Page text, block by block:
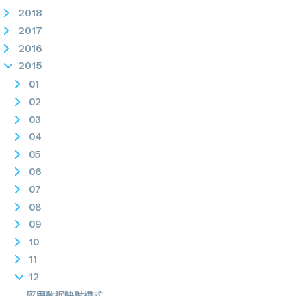
2018
2017
2016
2015
01
02
03
04
05
06
07
08
09
10
11
12